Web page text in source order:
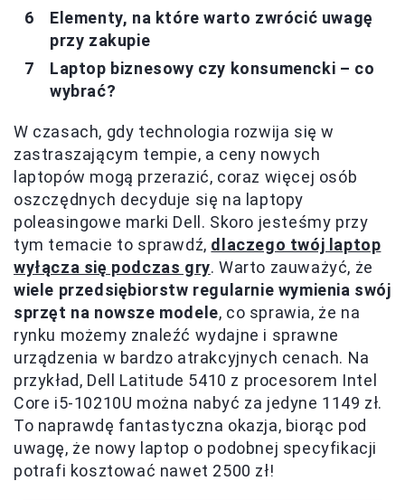
Elementy, na które warto zwrócić uwagę
przy zakupie
Laptop biznesowy czy konsumencki – co
wybrać?
W czasach, gdy technologia rozwija się w
zastraszającym tempie, a ceny nowych
laptopów mogą przerazić, coraz więcej osób
oszczędnych decyduje się na laptopy
poleasingowe marki Dell. Skoro jesteśmy przy
tym temacie to sprawdź, dlaczego twój laptop
wyłącza się podczas gry. Warto zauważyć, że
wiele przedsiębiorstw regularnie wymienia swój
sprzęt na nowsze modele, co sprawia, że na
rynku możemy znaleźć wydajne i sprawne
urządzenia w bardzo atrakcyjnych cenach. Na
przykład, Dell Latitude 5410 z procesorem Intel
Core i5-10210U można nabyć za jedyne 1149 zł.
To naprawdę fantastyczna okazja, biorąc pod
uwagę, że nowy laptop o podobnej specyfikacji
potrafi kosztować nawet 2500 zł!